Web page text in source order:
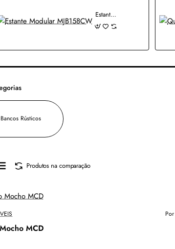
Estante Modular MJB158CW
Bancos Rústicos
Produtos na comparação
MCD